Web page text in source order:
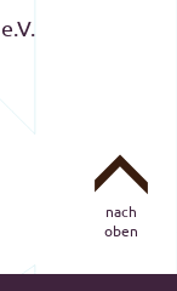
nach
oben